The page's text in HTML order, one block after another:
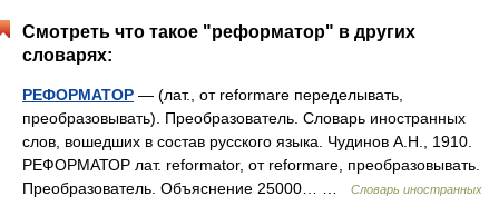
Смотреть что такое "реформатор" в других
словарях:
РЕФОРМАТОР — (лат., от reformare переделывать,
преобразовывать). Преобразователь. Словарь иностранных
слов, вошедших в состав русского языка. Чудинов А.Н., 1910.
РЕФОРМАТОР лат. reformator, от reformare, преобразовывать.
Преобразователь. Объяснение 25000… …
Словарь иностранных